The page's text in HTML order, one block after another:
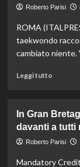
Kelly
a
16
anni
Mondiali
U20
Roberto Parisi
ROMA
taekwondo
cambiato niente.
Leggi tuttoLeggi
non
la
In Gran
davanti a tutti
Roberto Parisi
Mandatory